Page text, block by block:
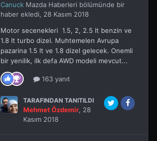
Canuck Mazda Haberleri bölümünde bir
haber ekledi, 28 Kasım 2018
Motor secenekleri 1.5, 2, 2.5 lt benzin ve
1.8 lt turbo dizel. Muhtemelen Avrupa
pazarina 1.5 lt ve 1.8 dizel gelecek. Onemli
bir yenilik, ilk defa AWD modeli mevcut...
163 yanıt
TARAFINDAN TANITILDI
Mehmet Özdemir, 28
Kasım 2018